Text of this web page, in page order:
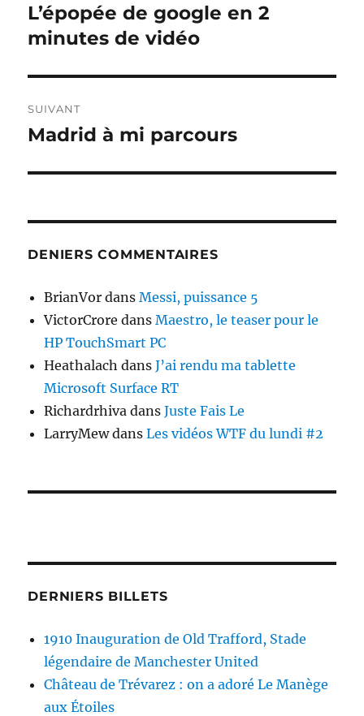
de
l’article
Publication
précédente :
L’épopée de google en 2
minutes de vidéo
SUIVANT
Publication
Madrid à mi parcours
DENIERS COMMENTAIRES
BrianVor dansMessi, puissance 5
VictorCrore dansMaestro, le teaser pour le
HP TouchSmart PC
Heathalach dansJ’ai rendu ma tablette
Microsoft Surface RT
Richardrhiva dansJuste Fais Le
LarryMewdansLes vidéos WTF du lundi #2
DERNIERS BILLETS
1910 Inauguration de Old Trafford, Stade
légendaire de Manchester United
Château de Trévarez : on a adoré Le Manège
aux Étoiles